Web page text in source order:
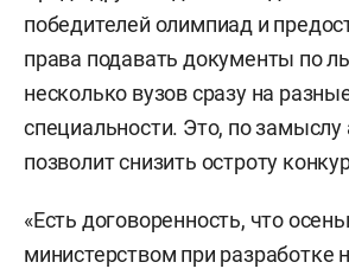
победителей олимпиад и
права подавать документы по
несколько вузов сразу на
специальности. Это, по замыслу
позволит снизить остроту
«Есть договоренность, что
министерством при разработке